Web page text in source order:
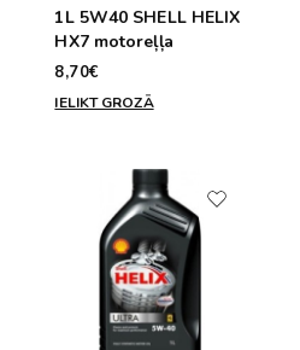
1L 5W40 SHELL HELIX
HX7 motoreļļa
8,70€
IELIKT GROZĀ